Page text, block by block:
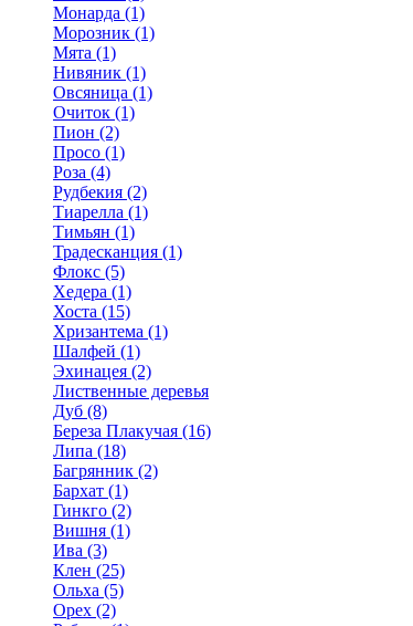
Монарда (1)
Морозник (1)
Мята (1)
Нивяник (1)
Овсяница (1)
Очиток (1)
Пион (2)
Просо (1)
Роза (4)
Рудбекия (2)
Тиарелла (1)
Тимьян (1)
Традесканция (1)
Флокс (5)
Хедера (1)
Хоста (15)
Хризантема (1)
Шалфей (1)
Эхинацея (2)
Лиственные деревья
Дуб (8)
Береза Плакучая (16)
Липа (18)
Багрянник (2)
Бархат (1)
Гинкго (2)
Вишня (1)
Ива (3)
Клен (25)
Ольха (5)
Орех (2)